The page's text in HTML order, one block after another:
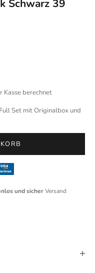
Schwarz 39
Kasse berechnet
Set mit Originalbox und
und sicherVersand